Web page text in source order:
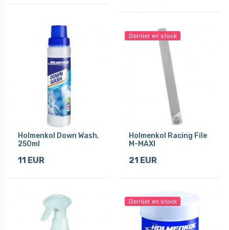
Holmenkol Down Wash,
250ml
11 EUR
Dernier en stock
Holmenkol Racing File
M­-MAXI
21 EUR
Dernier en stock